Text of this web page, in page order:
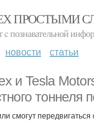
ПРОСТЫМИ
познавательной
новости статьи
и Tesla
тоннеля
смогут